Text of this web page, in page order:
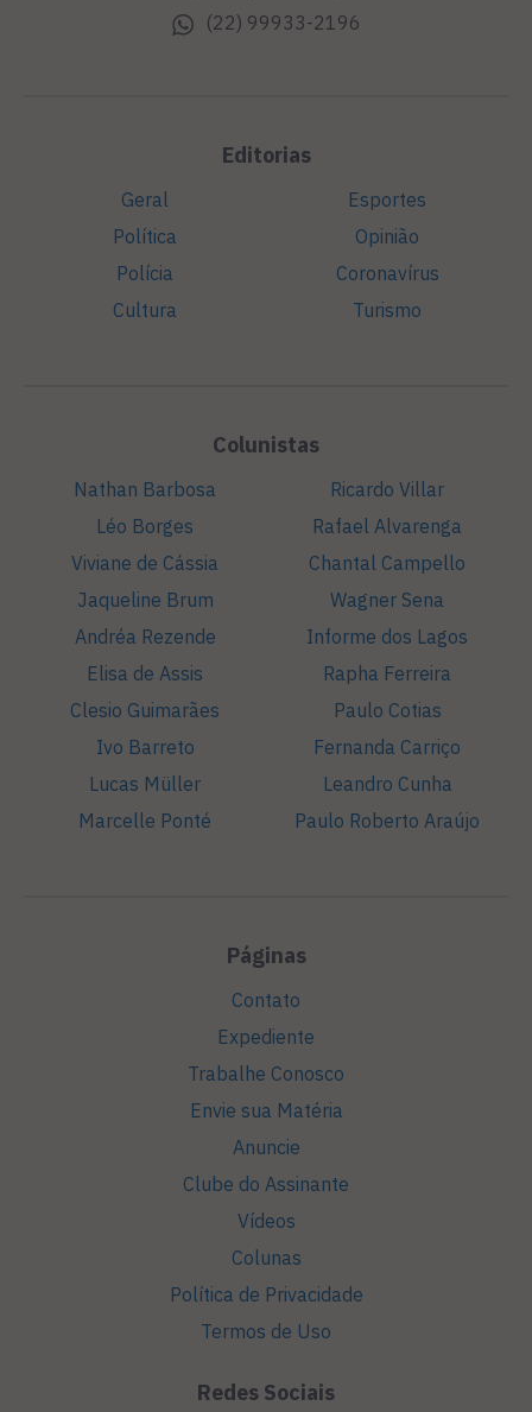
(22) 99933-2196
Editorias
Geral
Política
Polícia
Cultura
Esportes
Opinião
Coronavírus
Turismo
Colunistas
Nathan Barbosa
Léo Borges
Viviane de Cássia
Jaqueline Brum
Andréa Rezende
Elisa de Assis
Clesio Guimarães
Ivo Barreto
Lucas Müller
Marcelle Ponté
Ricardo Villar
Rafael Alvarenga
Chantal Campello
Wagner Sena
Informe dos Lagos
Rapha Ferreira
Paulo Cotias
Fernanda Carriço
Leandro Cunha
Paulo Roberto Araújo
Páginas
Contato
Expediente
Trabalhe Conosco
Envie sua Matéria
Anuncie
Clube do Assinante
Vídeos
Colunas
Política de Privacidade
Termos de Uso
Redes Sociais